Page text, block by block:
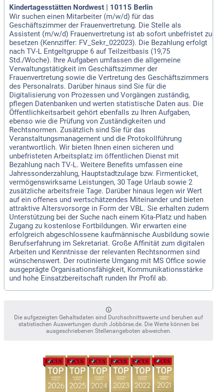
Kindertagesstätten Nordwest | 10115 Berlin
Wir suchen einen Mitarbeiter (m/w/d) für das
Geschäftszimmer der Frauenvertretung. Die Stelle als
Assistent (m/w/d) Frauenvertretung ist ab sofort unbefristet zu
besetzen (Kennziffer: FV_Sekr_022023). Die Bezahlung erfolgt
nach TV-L Entgeltgruppe 6 auf Teilzeitbasis (19,75
Std./Woche). Ihre Aufgaben umfassen die allgemeine
Verwaltungstätigkeit im Geschäftszimmer der
Frauenvertretung sowie die Vertretung des Geschäftszimmers
des Personalrats. Darüber hinaus sind Sie für die
Digitalisierung von Prozessen und Vorgängen zuständig,
pflegen Datenbanken und werten statistische Daten aus. Die
Öffentlichkeitsarbeit gehört ebenfalls zu Ihren Aufgaben,
ebenso wie die Prüfung von Zuständigkeiten und
Rechtsnormen. Zusätzlich sind Sie für das
Veranstaltungsmanagement und die Protokollführung
verantwortlich. Wir bieten Ihnen einen sicheren und
unbefristeten Arbeitsplatz im öffentlichen Dienst mit
Bezahlung nach TV-L. Weitere Benefits umfassen eine
Jahressonderzahlung, Hauptstadtzulage bzw. Firmenticket,
vermögenswirksame Leistungen, 30 Tage Urlaub sowie 2
zusätzliche arbeitsfreie Tage. Darüber hinaus legen wir Wert
auf ein offenes und wertschätzendes Miteinander und bieten
attraktive Altersvorsorge in Form der VBL. Sie erhalten zudem
Unterstützung bei der Suche nach einem Kita-Platz und haben
Zugang zu kostenlose Fortbildungen. Wir erwarten eine
erfolgreich abgeschlossene kaufmännische Ausbildung sowie
Berufserfahrung im Sekretariat. Große Affinität zum digitalen
Arbeiten und Kenntnisse der relevanten Rechtsnormen sind
wünschenswert. Der routinierte Umgang mit MS Office sowie
ausgeprägte Organisationsfähigkeit, Kommunikationsstärke
und hohe Einsatzbereitschaft runden Ihr Profil ab.
Die aufgezeigten Gehaltsdaten sind Durchschnittswerte und beruhen auf
statistischen Auswertungen durch Jobbörse.de. Die Werte können bei
ausgeschriebenen Stellenangeboten abweichen.